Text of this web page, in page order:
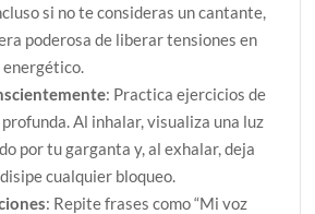
si no te consideras un cantante,
poderosa de liberar tensiones en
: Practica ejercicios de
Al inhalar, visualiza una luz
por tu garganta y, al exhalar, deja
cualquier bloqueo.
: Repite frases como “Mi voz